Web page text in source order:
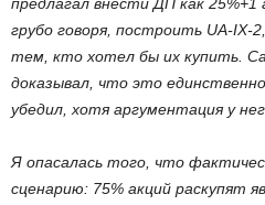
грубо говоря, построить UA-IX-
тем, кто хотел бы их купить.
доказывал, что это
убедил, хотя аргументация у
Я опасалась того, что
сценарию: 75% акций раскупят